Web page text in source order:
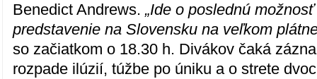
Benedict Andrews.„Ide o poslednú
predstavenie na Slovensku na veľkom
so začiatkom o 18.30 h. Divákov čaká
rozpade ilúzií, túžbe po úniku a o strete